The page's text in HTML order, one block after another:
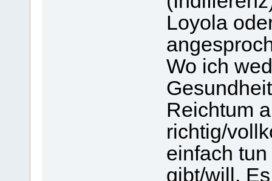
Loyola
Wo ich
Reichtum
richtig/
einfach
gibt/will.